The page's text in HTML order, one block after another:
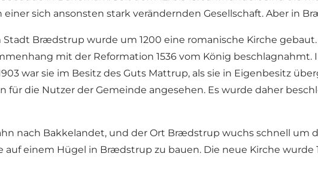
sich ansonsten stark verändernden Gesellschaft. Aber in
Brædstrup wurde um 1200 eine romanische Kirche
mit der Reformation 1536 vom König
war sie im Besitz des Guts Mattrup, als sie in Eigenbesitz
für die Nutzer der Gemeinde angesehen. Es wurde daher
nach Bakkelandet, und der Ort Brædstrup wuchs schnell um
einem Hügel in Brædstrup zu bauen. Die neue Kirche